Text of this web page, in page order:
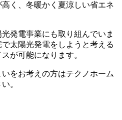
く、冬暖かく夏涼しい省エネ
発電事業にも取り組んでいま
太陽光発電をしようと考える
が可能になります。
をお考えの方はテクノホーム
。